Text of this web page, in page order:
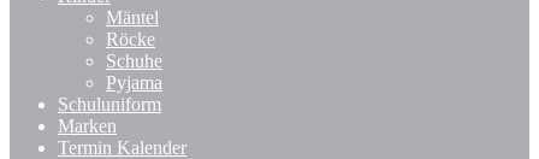
Mäntel
Röcke
Schuhe
Pyjama
Schuluniform
Marken
Termin Kalender